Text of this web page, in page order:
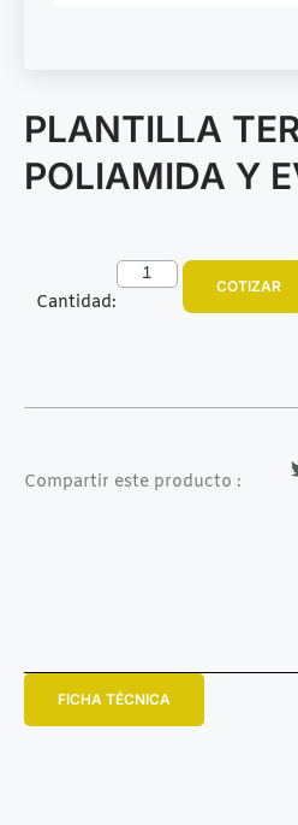
PLANTILLA
POLIAMIDA Y
Cantidad:
COTIZAR
Compartir este producto :
FICHA TÉCNICA